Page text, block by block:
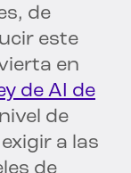
de
este
en
de AI de
de
a las